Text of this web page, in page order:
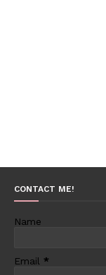
CONTACT ME!
Name
Email *